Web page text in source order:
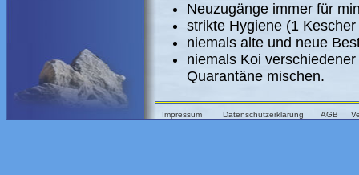
Neuzugänge immer für
strikte Hygiene (1
niemals alte und neue
niemals Koi
Quarantäne mischen.
Impressum Datenschutzerklärung AGB